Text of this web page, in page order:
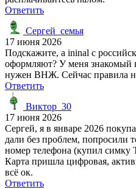
Ответить
Сергей_семья
17 июня 2026
Подскажите, а ininal с
оформляют? У меня знакомый
нужен ВНЖ. Сейчас правила
Ответить
Виктор_30
17 июня 2026
Сергей, я в январе 2026
дали без проблем, попросили
номер телефона (купил симку
Карта пришла цифровая,
всё ок.
Ответить